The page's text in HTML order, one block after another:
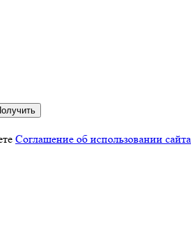
Соглашение об использовании сайта